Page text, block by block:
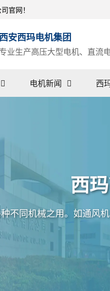
官网！
西安西玛电机集团
专业生产高压大型电机、直流
电机新闻 西
西
不同机械之用。如通风